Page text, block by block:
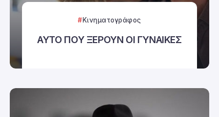
Κινηματογράφος
ΑΥΤΟ ΠΟΥ ΞΕΡΟΥΝ ΟΙ ΓΥΝΑΙΚΕΣ